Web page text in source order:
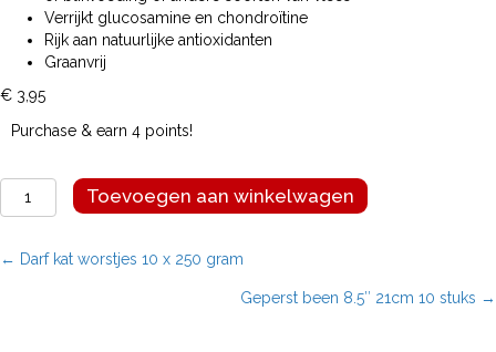
Verrijkt glucosamine en chondroïtine
Rijk aan natuurlijke antioxidanten
Graanvrij
€ 3,95
Purchase & earn 4 points!
Renske
vers
kerstdiner
Toevoegen aan winkelwagen
Posts
← Darf kat worstjes 10 x 250 gram
Geperst been 8.5″ 21cm 10 stuks →